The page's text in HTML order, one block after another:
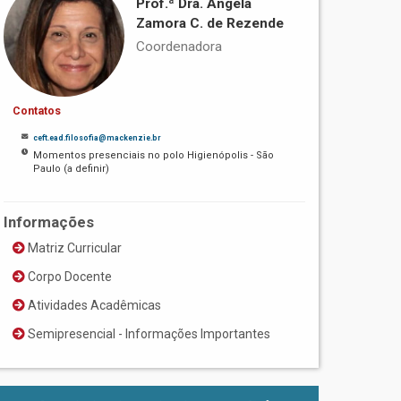
Prof.ª Dra. Ângela
Zamora C. de Rezende
Coordenadora
Contatos
ceft.ead.filosofia@mackenzie.br
Momentos presenciais no polo Higienópolis - São
Paulo (a definir)
Informações
Matriz Curricular
Corpo Docente
Atividades Acadêmicas
Semipresencial - Informações Importantes